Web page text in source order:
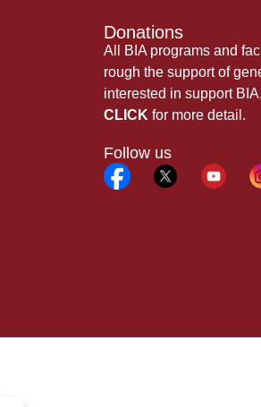
Donations
All BIA programs and
rough the support of
interested in support BIA,
CLICK for more detail.
Follow us